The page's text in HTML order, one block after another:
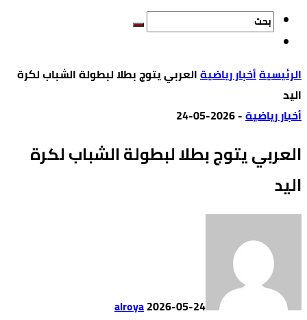
‫الرئيسية‬أخبار رياضيةالعربي يتوج بطلا لبطولة الشباب لكرة
اليد
أخبار رياضية-
2026-05-24
العربي يتوج بطلا لبطولة الشباب لكرة
اليد
alroya2026-05-24